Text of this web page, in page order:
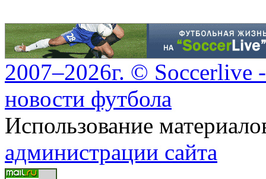
2007–2026г. ©
новости футбола
Использование
администрации сайта